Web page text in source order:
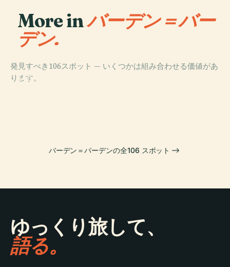
More inバーデン＝バー
デン.
発見すべき106スポット — いくつかは組み合わせる価値があ
ります。
PLACE
ゲロルドザウの
PLACE
PLACE
バーデン＝バーデンの全106 スポット
ゆっくり旅して、
語る。